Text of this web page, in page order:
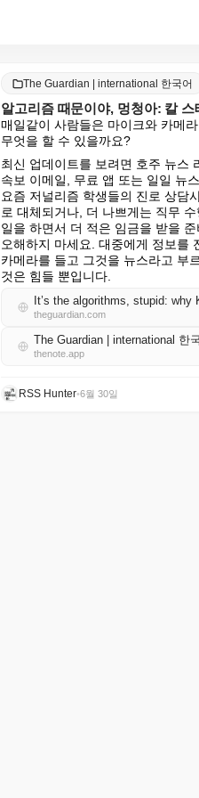
The Guardian | international 한국어
알고리즘 때문이야, 멍청아: 칼
매일같이 사람들은 마이크와 카메
무엇을 할 수 있을까요?
최신 업데이트를 보려면 호주 뉴스
속보 이메일, 무료 앱 또는 일일 뉴
요즘 저널리즘 학생들의 진로 상담
로 대체되거나, 더 나쁘게는 직무
일을 하면서 더 적은 임금을 받을 준
오해하지 마세요. 대중에게 정보를
카메라를 들고 그것을 뉴스라고 부
것은 힘들 뿐입니다.
It’s the algorithms, stupid:
theguardian.com
The Guardian | international 한
thenote.app
RSS Hunter•6월 30일